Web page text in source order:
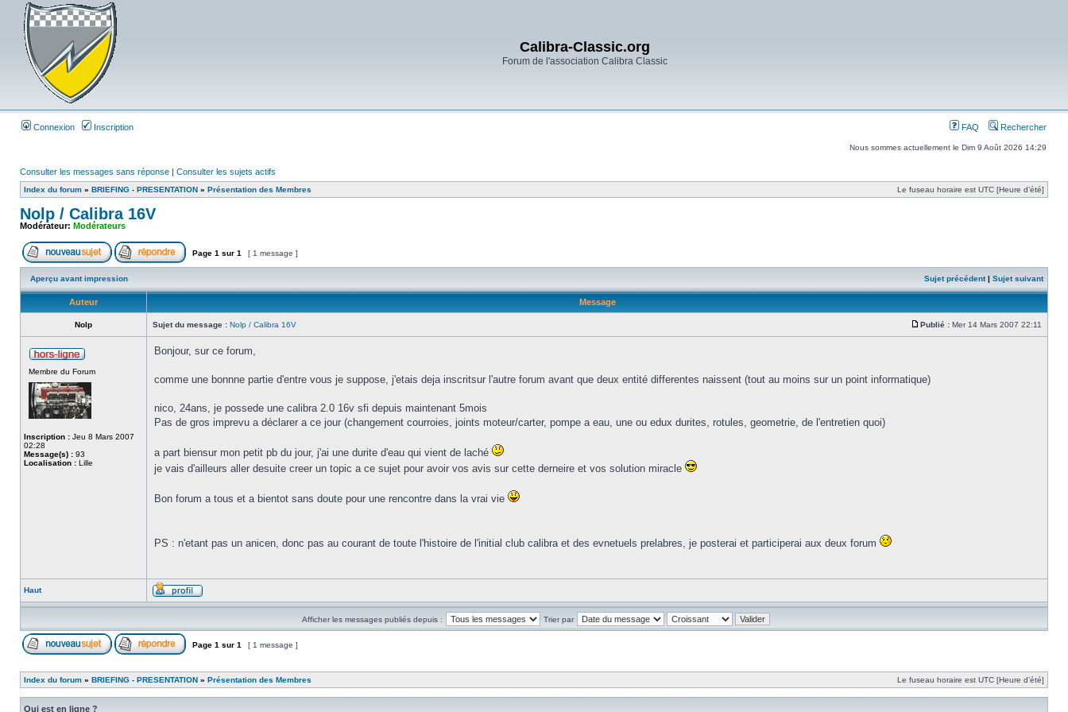
Calibra-Classic.org
Forum de l'association Calibra Classic
Connexion Inscription FAQ Rechercher
Nous sommes actuellement le Dim 9 Août 2026 14:29
Consulter les messages sans réponse | Consulter les sujets actifs
Index du forum » BRIEFING - PRESENTATION » Présentation des Membres Le fuseau horaire est UTC [Heure d’été]
Nolp / Calibra 16V
Modérateur: Modérateurs
Page 1 sur 1 [ 1 message ]
Aperçu avant impression Sujet précédent| Sujet suivant
Auteur Message
Nolp Sujet du message : Nolp / Calibra 16V Publié : Mer 14 Mars 2007 22:11
Membre du Forum
Inscription : Jeu 8 Mars 2007
02:28
Message(s) : 93
Localisation : Lille
Bonjour, sur ce forum,
comme une bonnne partie d'entre vous je suppose, j'etais deja inscritsur l'autre forum avant que deux entité differentes naissent (tout au moins sur un point informatique)
nico, 24ans, je possede une calibra 2.0 16v sfi depuis maintenant 5mois
Pas de gros imprevu a déclarer a ce jour (changement courroies, joints moteur/carter, pompe a eau, une ou edux durites, rotules, geometrie, de l'entretien quoi)
a part biensur mon petit pb du jour, j'ai une durite d'eau qui vient de laché
je vais d'ailleurs aller desuite creer un topic a ce sujet pour avoir vos avis sur cette derneire et vos solution miracle
Bon forum a tous et a bientot sans doute pour une rencontre dans la vrai vie
PS : n'etant pas un anicen, donc pas au courant de toute l'histoire de l'initial club calibra et des evnetuels prelabres, je posterai et participerai aux deux forum
Haut
Afficher les messages publiés depuis : Trier par
Page 1 sur 1 [ 1 message ]
Index du forum » BRIEFING - PRESENTATION » Présentation des Membres Le fuseau horaire est UTC [Heure d’été]
Qui est en ligne ?